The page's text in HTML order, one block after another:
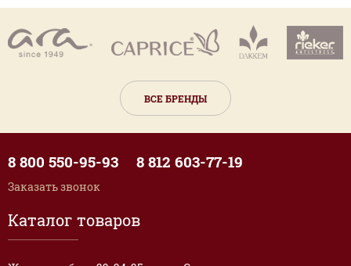
ВСЕ БРЕНДЫ
Каталог товаров
8 800 550-95-93 8 812 603-77-19
Заказать звонок